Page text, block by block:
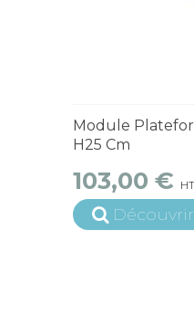
Module
H25 Cm
103,00 € HT
Découvrir